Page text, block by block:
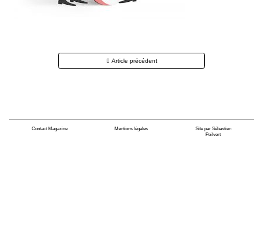
Navigation
Article précédent
Contact Magazine Mentions légales
Site par Sébastien
Poilvert